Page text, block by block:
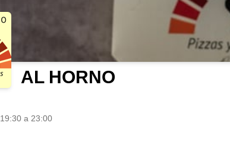
AL HORNO
19:30 a 23:00